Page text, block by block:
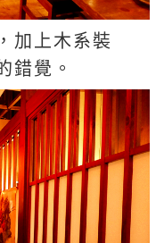
加上木系裝
錯覺。